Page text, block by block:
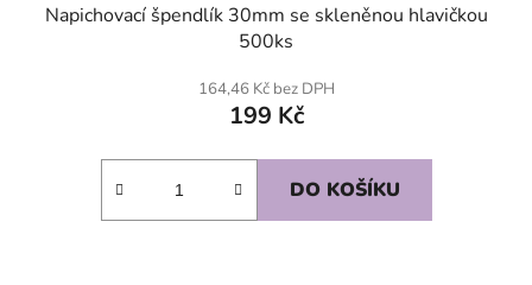
Napichovací špendlík 30mm se skleněnou hlavičkou
500ks
164,46 Kč bez DPH
199 Kč
DO KOŠÍKU